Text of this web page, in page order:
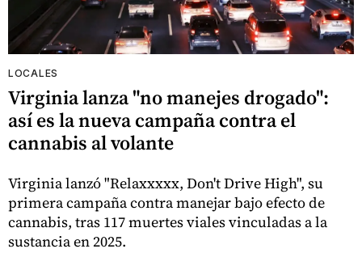
LOCALES
Virginia lanza "no manejes drogado":
así es la nueva campaña contra el
cannabis al volante
Virginia lanzó "Relaxxxxx, Don't Drive High", su
primera campaña contra manejar bajo efecto de
cannabis, tras 117 muertes viales vinculadas a la
sustancia en 2025.